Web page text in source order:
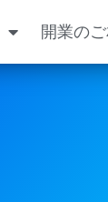
開業の